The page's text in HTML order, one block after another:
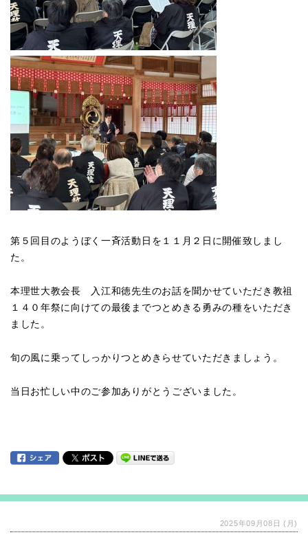
第５回目のようぼく一斉活動日を１１月２日に開催致しまし
た。
本理世大教会長 入江和徳先生のお話を聞かせていただき教祖
１４０年祭に向けての最後までつとめきる勇みの種をいただき
ました。
旬の風に乗ってしっかりつとめきらせていただきましょう。
当日お忙しい中のご参加ありがとうございました。
2025年09月08日 (月)